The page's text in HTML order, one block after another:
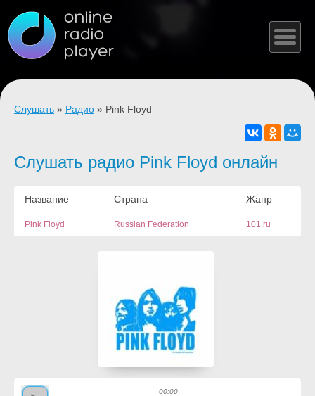
Слушать » Радио » Pink Floyd
Слушать радио Pink Floyd онлайн
Название Страна Жанр
Pink Floyd Russian Federation 101.ru
00:00